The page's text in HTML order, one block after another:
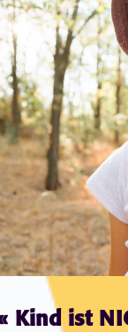
Kind ist